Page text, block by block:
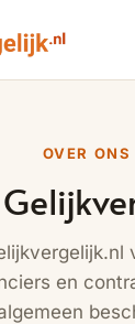
OVER ONS
en